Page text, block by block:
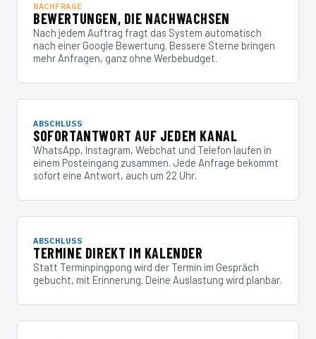
NACHFRAGE
BEWERTUNGEN, DIE NACHWACHSEN
Nach jedem Auftrag fragt das System automatisch
nach einer Google Bewertung. Bessere Sterne bringen
mehr Anfragen, ganz ohne Werbebudget.
ABSCHLUSS
SOFORTANTWORT AUF JEDEM KANAL
WhatsApp, Instagram, Webchat und Telefon laufen in
einem Posteingang zusammen. Jede Anfrage bekommt
sofort eine Antwort, auch um 22 Uhr.
ABSCHLUSS
TERMINE DIREKT IM KALENDER
Statt Terminpingpong wird der Termin im Gespräch
gebucht, mit Erinnerung. Deine Auslastung wird planbar.